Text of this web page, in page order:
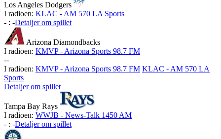
Los Angeles Dodgers
I radioen: KLAC - AM 570 LA Sports
- : -Detaljer om spillet
Arizona Diamondbacks
I radioen: KMVP - Arizona Sports 98.7 FM
--
I radioen: KMVP - Arizona Sports 98.7 FM KLAC - AM 570 LA
Sports
Detaljer om spillet
Tampa Bay Rays
I radioen: WWJB - News-Talk 1450 AM
- : -Detaljer om spillet